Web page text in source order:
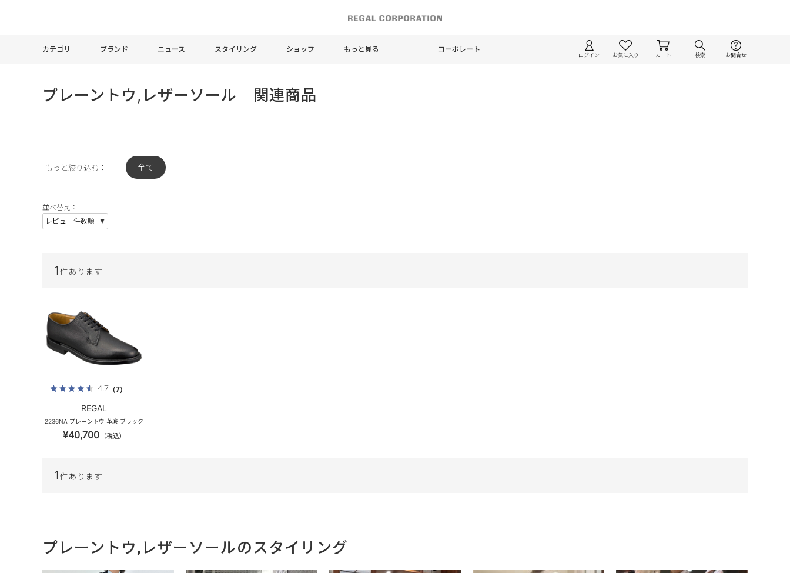
カテゴリ ブランド ニュース スタイリング ショップ もっと見る コーポレート
ログイン お気に入り カート 検索 お問合せ
プレーントウ,レザーソール 関連商品
もっと絞り込む： 全て
並べ替え：
1件あります
4.7（7）
REGAL
2236NA プレーントウ 革底 ブラック
¥40,700 （税込）
1件あります
プレーントウ,レザーソールのスタイリング